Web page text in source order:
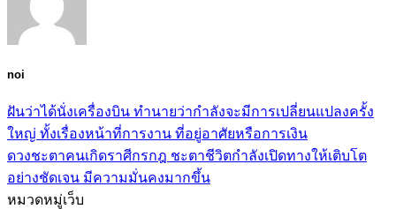
noi
ฝันว่าได้นั่งเครื่องบิน ทำนายว่ากำลังจะมีการเปลี่ยนแปลงครั้ง
ใหญ่ ทั้งเรื่องหน้าที่การงาน ที่อยู่อาศัยหรือการเงิน
ดวงชะตาคนเกิดราศีกรกฎ ชะตาชีวิตกำลังเปิดทางให้เติบโต
อย่างชัดเจน มีความมั่นคงมากขึ้น
หมวดหมู่เว็บ